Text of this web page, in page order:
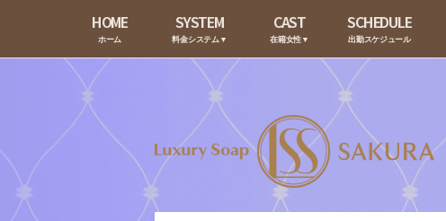
HOME
ホーム
SYSTEM
料金システム▼
CAST
在籍女性▼
SCHEDULE
出勤スケジュール